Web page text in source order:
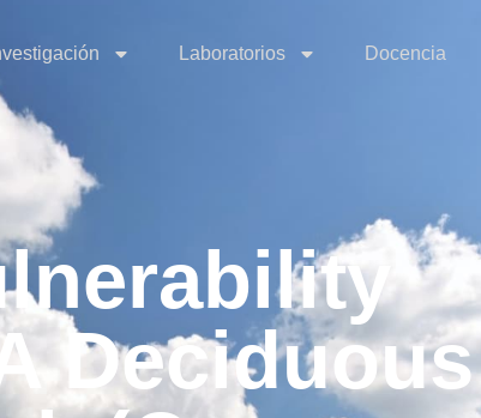
Laboratorios Docencia
Deciduous